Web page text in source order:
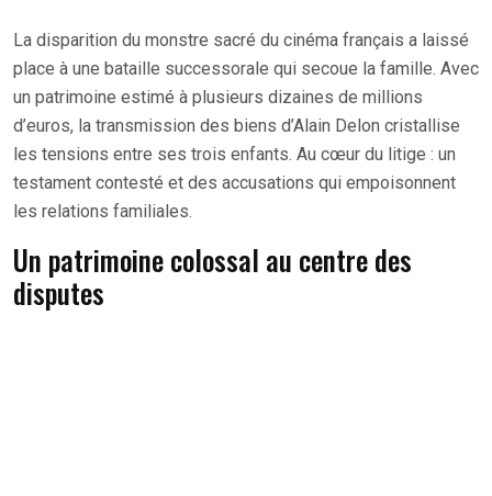
La disparition du monstre sacré du cinéma français a laissé
place à une bataille successorale qui secoue la famille. Avec
un patrimoine estimé à plusieurs dizaines de millions
d’euros, la transmission des biens d’Alain Delon cristallise
les tensions entre ses trois enfants. Au cœur du litige : un
testament contesté et des accusations qui empoisonnent
les relations familiales.
Un patrimoine colossal au centre des
disputes